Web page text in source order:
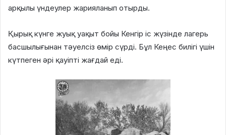
арқылы үндеулер жарияланып отырды.
Қырық күнге жуық уақыт бойы Кенгір іс жүзінде лагерь
басшылығынан тәуелсіз өмір сүрді. Бұл Кеңес билігі үшін
күтпеген әрі қауіпті жағдай еді.